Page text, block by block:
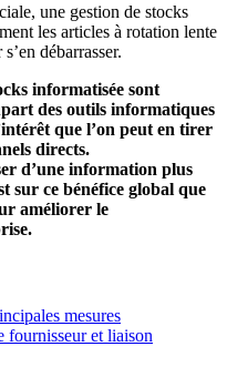
une gestion de stocks
les articles à rotation lente
débarrasser.
informatisée sont
des outils informatiques
que l’on peut en tirer
directs.
d’une information plus
sur ce bénéfice global que
améliorer le
mesures
fournisseur et liaison